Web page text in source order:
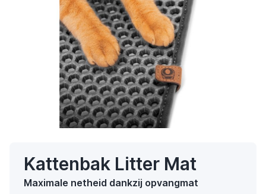
Kattenbak Litter Mat
Maximale netheid dankzij opvangmat